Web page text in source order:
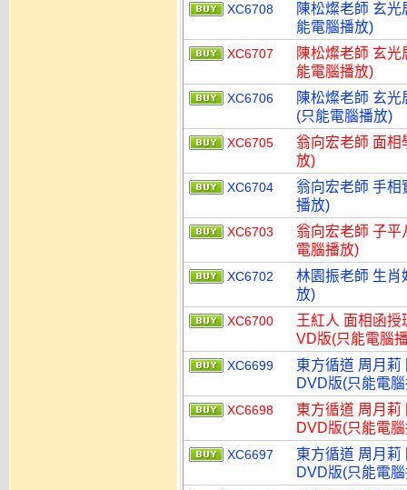
XC6708
陳松燦老師 玄
能電腦播放)
XC6707
陳松燦老師 玄
能電腦播放)
XC6706
陳松燦老師 玄
(只能電腦播放)
XC6705
翁向宏老師 面相
放)
XC6704
翁向宏老師 手相
播放)
XC6703
翁向宏老師 子平
電腦播放)
XC6702
林園振老師 生肖
放)
XC6700
王紅人 面相函
VD版(只能電腦
XC6699
東方循道 周月
DVD版(只能電
XC6698
東方循道 周月
DVD版(只能電
XC6697
東方循道 周月
DVD版(只能電